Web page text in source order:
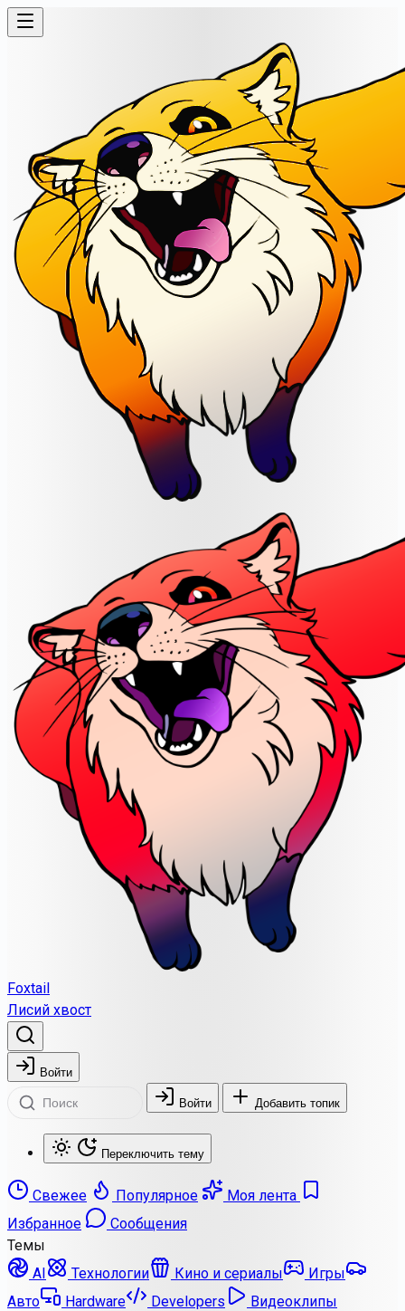
Foxtail
Лисий хвост
Войти
Войти Добавить топик
Переключить тему
Свежее Популярное
Моя лента
Избранное
Сообщения
Темы
AI
Технологии Кино и сериалы
Игры
Авто
Hardware Developers
Видеоклипы